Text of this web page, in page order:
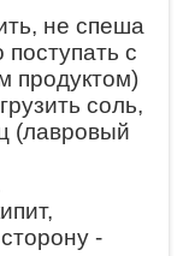
не спеша
с
продуктом)
соль,
(лавровый
-